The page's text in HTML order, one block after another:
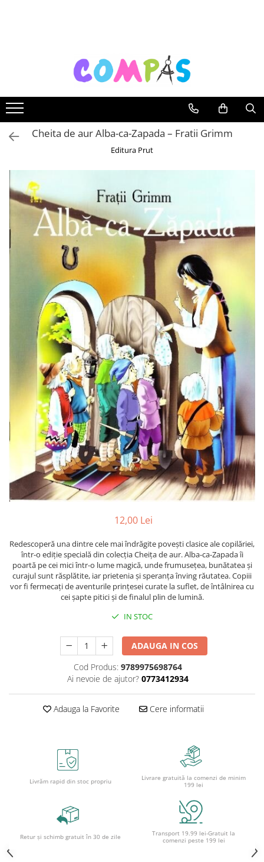
Noutăți Librăria Compas
Souvenir România
Rechizite școlare
Instrumente de scris
Pixuri
Rollere și finelinere
Markere și textmarkere
Creioane grafice
Creioane mecanice
Creioane colorate
Creioane cerate
Ascutițori
Corectoare și lipici
Mine și rezerve
Cretă școlară și creativă
Accesorii școlare
Coperți caiete si cărți
Etichete școlare
Carnete pentru elevi
Lupe și articole educative
Foarfece școlare
Globuri pământești
Cutii sandwich și caserole
Umbrele pentru copii
Termosuri
Pahare și sticle pentru scoală
Caiete școlare și hârtie
Caiete dictando
Caiete matematică
Caiete muzică
Caiete foi veline
Rezerve pentru caiete
Accesorii geometrie și matematică
Truse geometrie
Ghiozdane și rucsacuri
Ghiozdane școlare
Cheita de aur Alba-ca-Zapada – Fratii Grimm
Editura Prut
12,00 Lei
Redescoperă una dintre cele mai îndrăgite povești clasice ale copilăriei,
într-o ediție specială din colecția Cheița de aur. Alba-ca-Zapada îi
poartă pe cei mici într-o lume magică, unde frumusețea, bunătatea și
curajul sunt răsplătite, iar prietenia și speranța înving răutatea. Copiii
vor fi fermecați de aventurile prințesei curate la suflet, de întâlnirea cu
cei șapte pitici și de finalul plin de lumină.
IN STOC
ADAUGA IN COS
Cod Produs: 9789975698764
Ai nevoie de ajutor? 0773412934
Adauga la Favorite Cere informatii
Livrăm rapid din stoc propriu
Livrare gratuită la comenzi de minim
199 lei
Retur și schimb gratuit în 30 de zile
Transport 19.99 lei-Gratuit la
comenzi peste 199 lei